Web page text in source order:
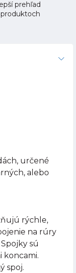
prehľad
určené
alebo
rýchle,
na rúry
sú
koncami.
spoj.